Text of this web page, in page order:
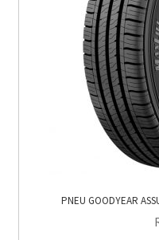
PNEU GOODYEAR